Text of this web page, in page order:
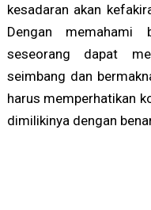
kesadaran akan
Dengan memahami
seseorang dapat
seimbang dan
harus memperhatikan
dimilikinya dengan